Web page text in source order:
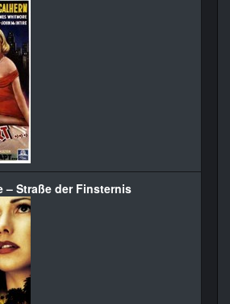
– Straße der Finsternis